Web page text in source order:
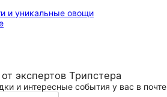
и уникальные овощи
экспертов Трипстера
и интересные события у вас в почте